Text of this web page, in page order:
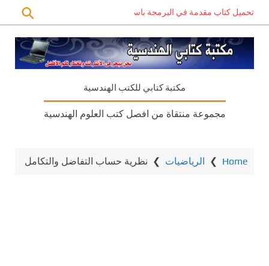
تحميل كتاب مقدمة في البرمجة باستخدام C# PDF – دليل المبتدئين للتعلم الذاتي
مكتبة كتابي للكتب الهندسية
مجموعة منتقاة من افصل كتب العلوم الهندسية
Home
❯ الرياضيات ❯ نظرية حساب التفاضل والتكامل